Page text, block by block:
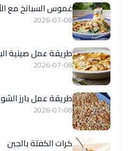
غموس السبانخ مع
2026-07-08
طريقة عمل صينية
2026-07-08
طريقة عمل بارز
2026-07-08
كرات الكفتة بالجبن